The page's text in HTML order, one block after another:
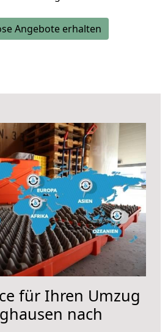
Angebote erhalten
für Ihren Umzug
nach